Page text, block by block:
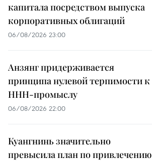
капитала посредством выпуска
корпоративных облигаций
06/08/2026 23:00
Анзянг придерживается
принципа нулевой терпимости к
ННН-промыслу
06/08/2026 22:00
Куангнинь значительно
превысила план по привлечению